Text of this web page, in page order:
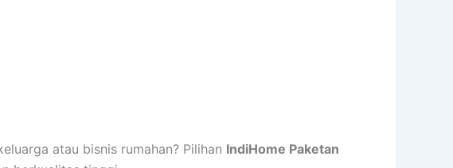
atau bisnis rumahan? Pilihan IndiHome Paketan